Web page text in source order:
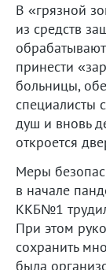
В «грязной
из средств
принести
больницы,
специалисты
душ и вновь
откроется
Меры
в начале
ККБ№1
При этом
сохранить
была